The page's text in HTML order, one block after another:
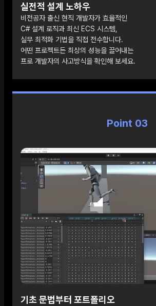
실전적 설계 노하우
비전공자 출신 현직 개발자가 효율적인
C# 설계 로직과 최신 ECS 시스템,
실무 최적화 기법을 직접 전수합니다.
어떤 프로젝트든 최상의 성능을 끌어내는
프로 개발자의 사고방식을 확인해 보세요.
Point 03
기초 문법부터 포트폴리오